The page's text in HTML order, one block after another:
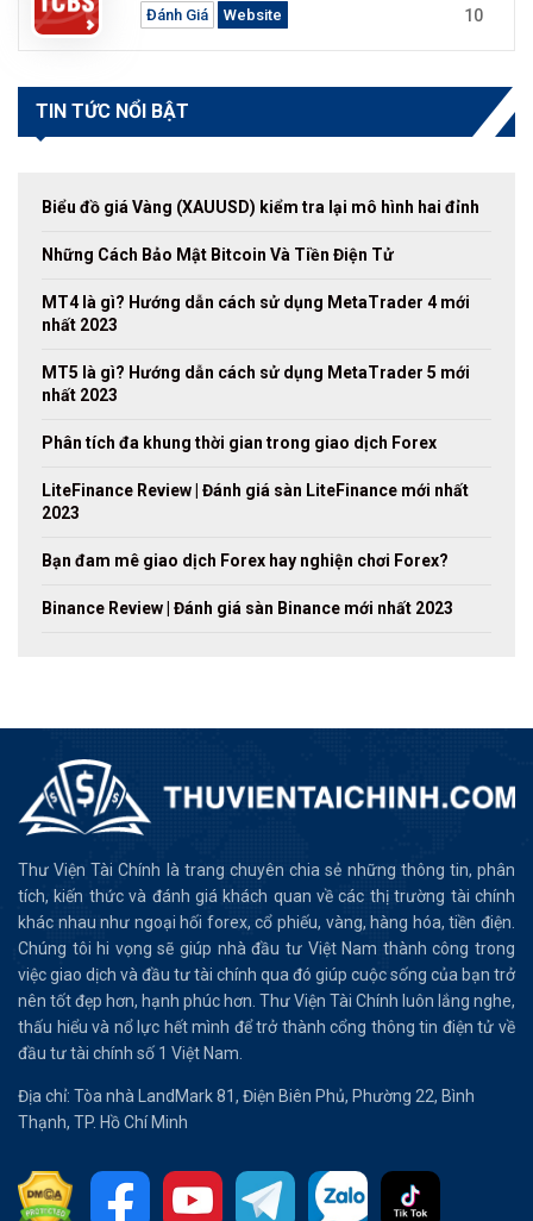
Đánh Giá Website 10
TIN TỨC NỔI BẬT
Biểu đồ giá Vàng (XAUUSD) kiểm tra lại mô hình hai đỉnh
Những Cách Bảo Mật Bitcoin Và Tiền Điện Tử
MT4 là gì? Hướng dẫn cách sử dụng MetaTrader 4 mới
nhất 2023
MT5 là gì? Hướng dẫn cách sử dụng MetaTrader 5 mới
nhất 2023
Phân tích đa khung thời gian trong giao dịch Forex
LiteFinance Review | Đánh giá sàn LiteFinance mới nhất
2023
Bạn đam mê giao dịch Forex hay nghiện chơi Forex?
Binance Review | Đánh giá sàn Binance mới nhất 2023
Thư Viện Tài Chính là trang chuyên chia sẻ những thông tin, phân
tích, kiến thức và đánh giá khách quan về các thị trường tài chính
khác nhau như ngoại hối forex, cổ phiếu, vàng, hàng hóa, tiền điện.
Chúng tôi hi vọng sẽ giúp nhà đầu tư Việt Nam thành công trong
việc giao dịch và đầu tư tài chính qua đó giúp cuộc sống của bạn trở
nên tốt đẹp hơn, hạnh phúc hơn. Thư Viện Tài Chính luôn lắng nghe,
thấu hiểu và nổ lực hết mình để trở thành cổng thông tin điện tử về
đầu tư tài chính số 1 Việt Nam.
Địa chỉ: Tòa nhà LandMark 81, Điện Biên Phủ, Phường 22, Bình
Thạnh, TP. Hồ Chí Minh